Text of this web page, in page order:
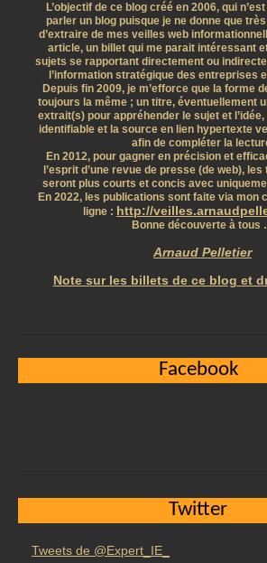
L’objectif de ce blog créé en 2006, qui
parler un blog puisque je ne donne que
d’extraire de mes veilles web
article, un billet qui me parait intéressant
sujets se rapportant directement ou
l’information stratégique des entreprises
Depuis fin 2009, je m’efforce que la forme
toujours la même ; un titre, éventuellement
extrait(s) pour appréhender le sujet et l’idée,
identifiable et la source en lien hypertexte
afin de compléter la
En 2012, pour gagner en précision et
l’esprit d’une revue de presse (de web),
seront plus courts et concis avec
En 2022, les publications sont faite via mon
ligne : http://
Bonne découverte à tous
Arnaud Pelletier
Note sur les billets de ce blog et
Facebook
Twitter
Tweets de @Expert_IE_